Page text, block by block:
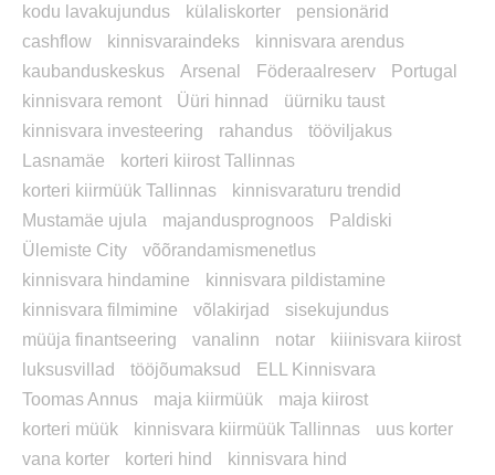
kodu lavakujundus
külaliskorter
pensionärid
cashflow
kinnisvaraindeks
kinnisvara arendus
kaubanduskeskus
Arsenal Föderaalreserv
Portugal
kinnisvara remont
Üüri hinnad
üürniku taust
kinnisvara investeering
rahandus
tööviljakus
Lasnamäe
korteri kiirost Tallinnas
korteri kiirmüük Tallinnas
kinnisvaraturu trendid
Mustamäe ujula
majandusprognoos
Paldiski
Ülemiste City
võõrandamismenetlus
kinnisvara hindamine
kinnisvara pildistamine
kinnisvara filmimine
võlakirjad
sisekujundus
müüja finantseering
vanalinn notar
kiiinisvara kiirost
luksusvillad
tööjõumaksud
ELL Kinnisvara
Toomas Annus
maja kiirmüük
maja kiirost
korteri müük
kinnisvara kiirmüük Tallinnas
uus korter
vana korter
korteri hind
kinnisvara hind